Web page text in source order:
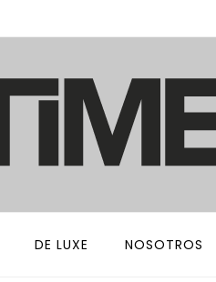
DE LUXE NOSOTROS